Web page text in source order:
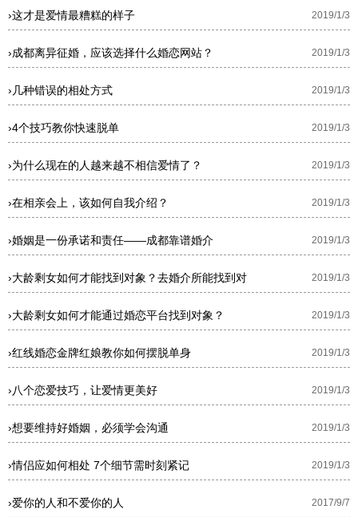
›这才是爱情最糟糕的样子 2019/1/3
›成都离异征婚，应该选择什么婚恋网站？ 2019/1/3
›几种错误的相处方式 2019/1/3
›4个技巧教你快速脱单 2019/1/3
›为什么现在的人越来越不相信爱情了？ 2019/1/3
›在相亲会上，该如何自我介绍？ 2019/1/3
›婚姻是一份承诺和责任——成都靠谱婚介 2019/1/3
›大龄剩女如何才能找到对象？去婚介所能找到对 2019/1/3
›大龄剩女如何才能通过婚恋平台找到对象？ 2019/1/3
›红线婚恋金牌红娘教你如何摆脱单身 2019/1/3
›八个恋爱技巧，让爱情更美好 2019/1/3
›想要维持好婚姻，必须学会沟通 2019/1/3
›情侣应如何相处 7个细节需时刻紧记 2019/1/3
›爱你的人和不爱你的人 2017/9/7